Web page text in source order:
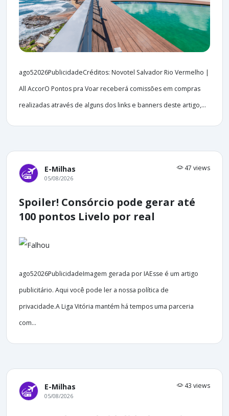
ago52026PublicidadeCréditos: Novotel Salvador Rio Vermelho |
All AccorO Pontos pra Voar receberá comissões em compras
realizadas através de alguns dos links e banners deste artigo,...
E-Milhas 47 views
05/08/2026
Spoiler! Consórcio pode gerar até
100 pontos Livelo por real
ago52026PublicidadeImagem gerada por IAEsse é um artigo
publicitário. Aqui você pode ler a nossa política de
privacidade.A Liga Vitória mantém há tempos uma parceria
com...
E-Milhas 43 views
05/08/2026